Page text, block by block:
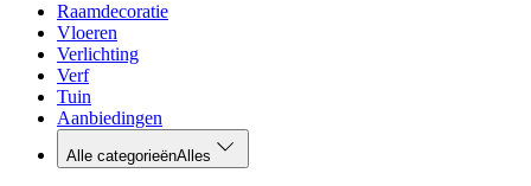
Raamdecoratie
Vloeren
Verlichting
Verf
Tuin
Aanbiedingen
Alle categorieënAlles